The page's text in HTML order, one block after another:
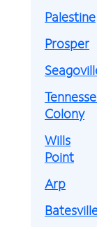
Palestine
Prosper
Colony
Wills
Point
Arp